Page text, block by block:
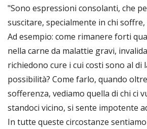
"Sono espressioni consolanti, che
suscitare, specialmente in chi soffre,
Ad esempio: come rimanere forti
nella carne da malattie gravi,
richiedono cure i cui costi sono al di
possibilità? Come farlo, quando
sofferenza, vediamo quella di chi ci
standoci vicino, si sente impotente
In tutte queste circostanze